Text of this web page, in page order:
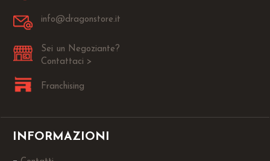
info@dragonstore.it
Sei un Negoziante?
Contattaci >
Franchising
INFORMAZIONI